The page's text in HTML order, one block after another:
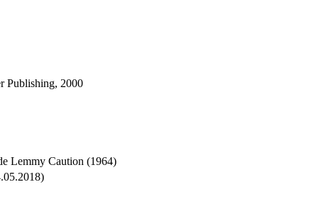
Publishing, 2000
Lemmy Caution (1964)